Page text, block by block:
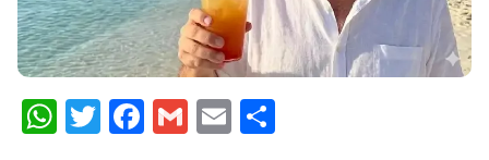
W T
F
G
E